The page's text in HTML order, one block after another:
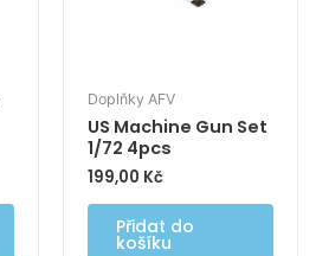
Doplňky AFV
US Machine Gun Set
1/72 4pcs
199,00 Kč
Přidat do
košíku